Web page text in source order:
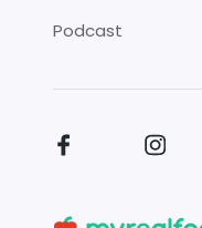
Podcast